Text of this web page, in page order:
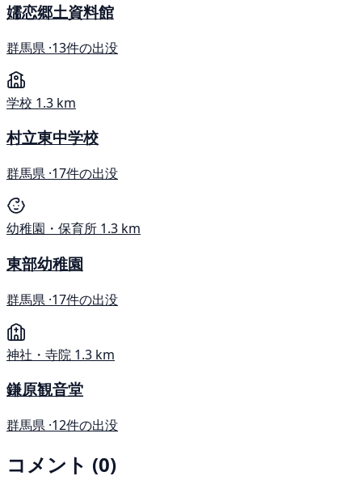
嬬恋郷土資料館
群馬県 ·13件の出没
学校 1.3 km
村立東中学校
群馬県 ·17件の出没
幼稚園・保育所 1.3 km
東部幼稚園
群馬県 ·17件の出没
神社・寺院 1.3 km
鎌原観音堂
群馬県 ·12件の出没
コメント (0)